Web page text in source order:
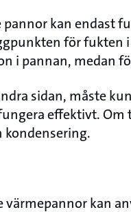
pannor kan endast
för fukten
i pannan, medan
sidan, måste
effektivt.
kondensering.
värmepannor kan